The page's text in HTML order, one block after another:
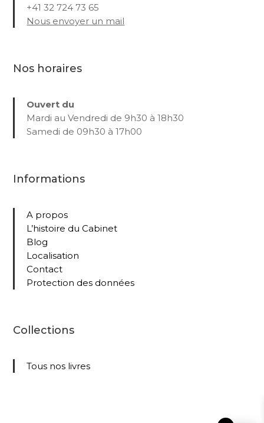
+41 32 724 73 65
Nous envoyer un mail
Nos horaires
Ouvert du
Mardi au Vendredi de 9h30 à 18h30
Samedi de 09h30 à 17h00
Informations
A propos
L’histoire du Cabinet
Blog
Localisation
Contact
Protection des données
Collections
Tous nos livres